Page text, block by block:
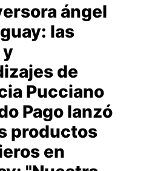
ángel
las
de
Pucciano
Pago lanzó
productos
en